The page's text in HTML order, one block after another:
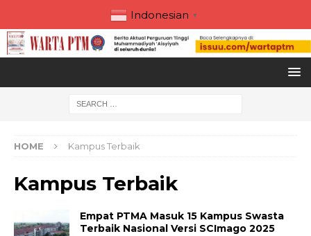
Indonesian ▼
HOME Kampus Terbaik
Kampus Terbaik
Empat PTMA Masuk 15 Kampus Swasta
Terbaik Nasional Versi SCImago 2025